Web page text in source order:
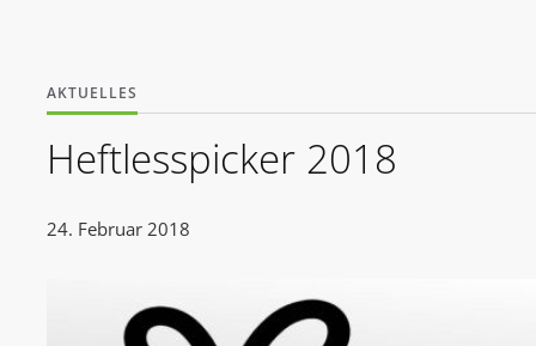
AKTUELLES
Heftlesspicker 2018
24. Februar 2018